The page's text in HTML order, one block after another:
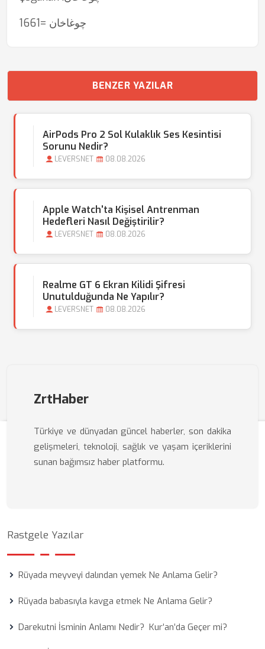
چوغاخان =1661
BENZER YAZILAR
AirPods Pro 2 Sol Kulaklık Ses Kesintisi
Sorunu Nedir?
LEVERSNET 08.08.2026
Apple Watch'ta Kişisel Antrenman
Hedefleri Nasıl Değiştirilir?
LEVERSNET 08.08.2026
Realme GT 6 Ekran Kilidi Şifresi
Unutulduğunda Ne Yapılır?
LEVERSNET 08.08.2026
ZrtHaber
Türkiye ve dünyadan güncel haberler, son dakika
gelişmeleri, teknoloji, sağlık ve yaşam içeriklerini
sunan bağımsız haber platformu.
Rastgele Yazılar
Rüyada meyveyi dalından yemek Ne Anlama Gelir?
Rüyada babasıyla kavga etmek Ne Anlama Gelir?
Darekutni İsminin Anlamı Nedir? Kur’an’da Geçer mi?